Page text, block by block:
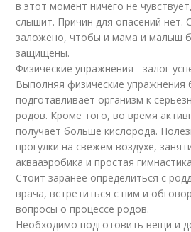
в этот момент ничего не
слышит. Причин для опасений нет.
заложено, чтобы и мама и малыш
защищены.
Физические упражнения - залог
Выполняя физические
подготавливает организм к
родов. Кроме того, во время
получает больше кислорода.
прогулки на свежем воздухе,
аквааэробика и простая
Стоит заранее определиться с
врача, встретиться с ним и
вопросы о процессе родов.
Необходимо подготовить вещи и